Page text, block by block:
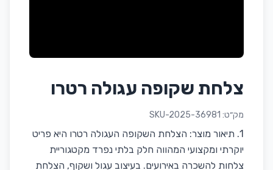
צלחת שקופה עגולה רטרו
מק״ט: SKU-2025-36981
1. תיאור מוצר: הצלחת השקופה העגולה רטרו היא פריט
יוקרתי ומקצועי המהווה חלק בלתי נפרד מקטגוריית
צלחות להשכרה באירועים. בעיצוב עגול ושקוף, הצלחת